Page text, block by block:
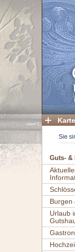
Karte
Sie
Guts- &
Burgen
Urlaub